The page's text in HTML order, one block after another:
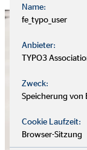
Name:
fe_typo_user
Anbieter:
TYPO3
Zweck:
Speicherung von
Cookie Laufzeit:
Browser-Sitzung